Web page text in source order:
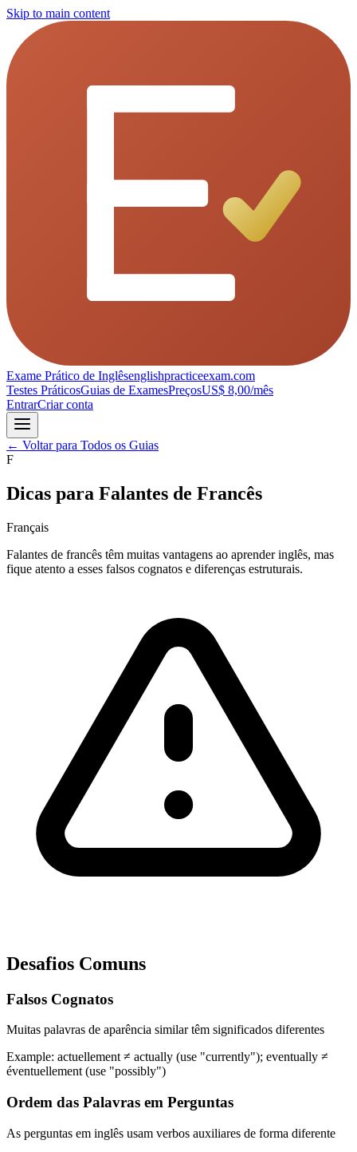
Skip to main content
Exame Prático de Inglêsenglishpracticeexam.com
Testes PráticosGuias de ExamesPreçosUS$ 8,00/mês
EntrarCriar conta
← Voltar para Todos os Guias
F
Dicas para Falantes de Francês
Français
Falantes de francês têm muitas vantagens ao aprender inglês, mas
fique atento a esses falsos cognatos e diferenças estruturais.
Desafios Comuns
Falsos Cognatos
Muitas palavras de aparência similar têm significados diferentes
Example: actuellement ≠ actually (use "currently"); eventually ≠
éventuellement (use "possibly")
Ordem das Palavras em Perguntas
As perguntas em inglês usam verbos auxiliares de forma diferente